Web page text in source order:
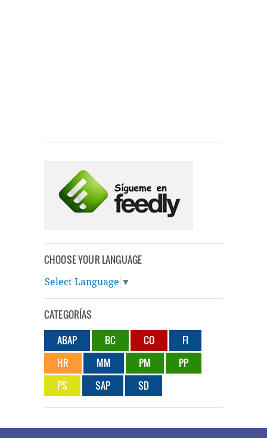
CHOOSE YOUR LANGUAGE
Select Language ▼
CATEGORÍAS
ABAP
BC CO
FI
HR
MM PM
PP
PS
SAP SD